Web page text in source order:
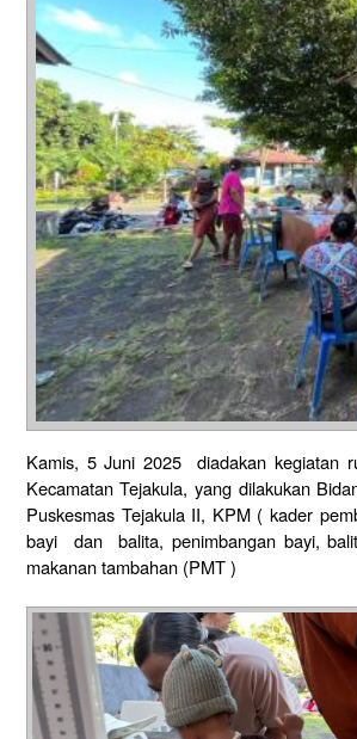
Kamis, 5 Juni 2025 diadakan
Kecamatan Tejakula, yang dilakukan
Puskesmas Tejakula II, KPM ( kader
bayi dan balita, penimbangan bayi,
makanan tambahan (PMT )